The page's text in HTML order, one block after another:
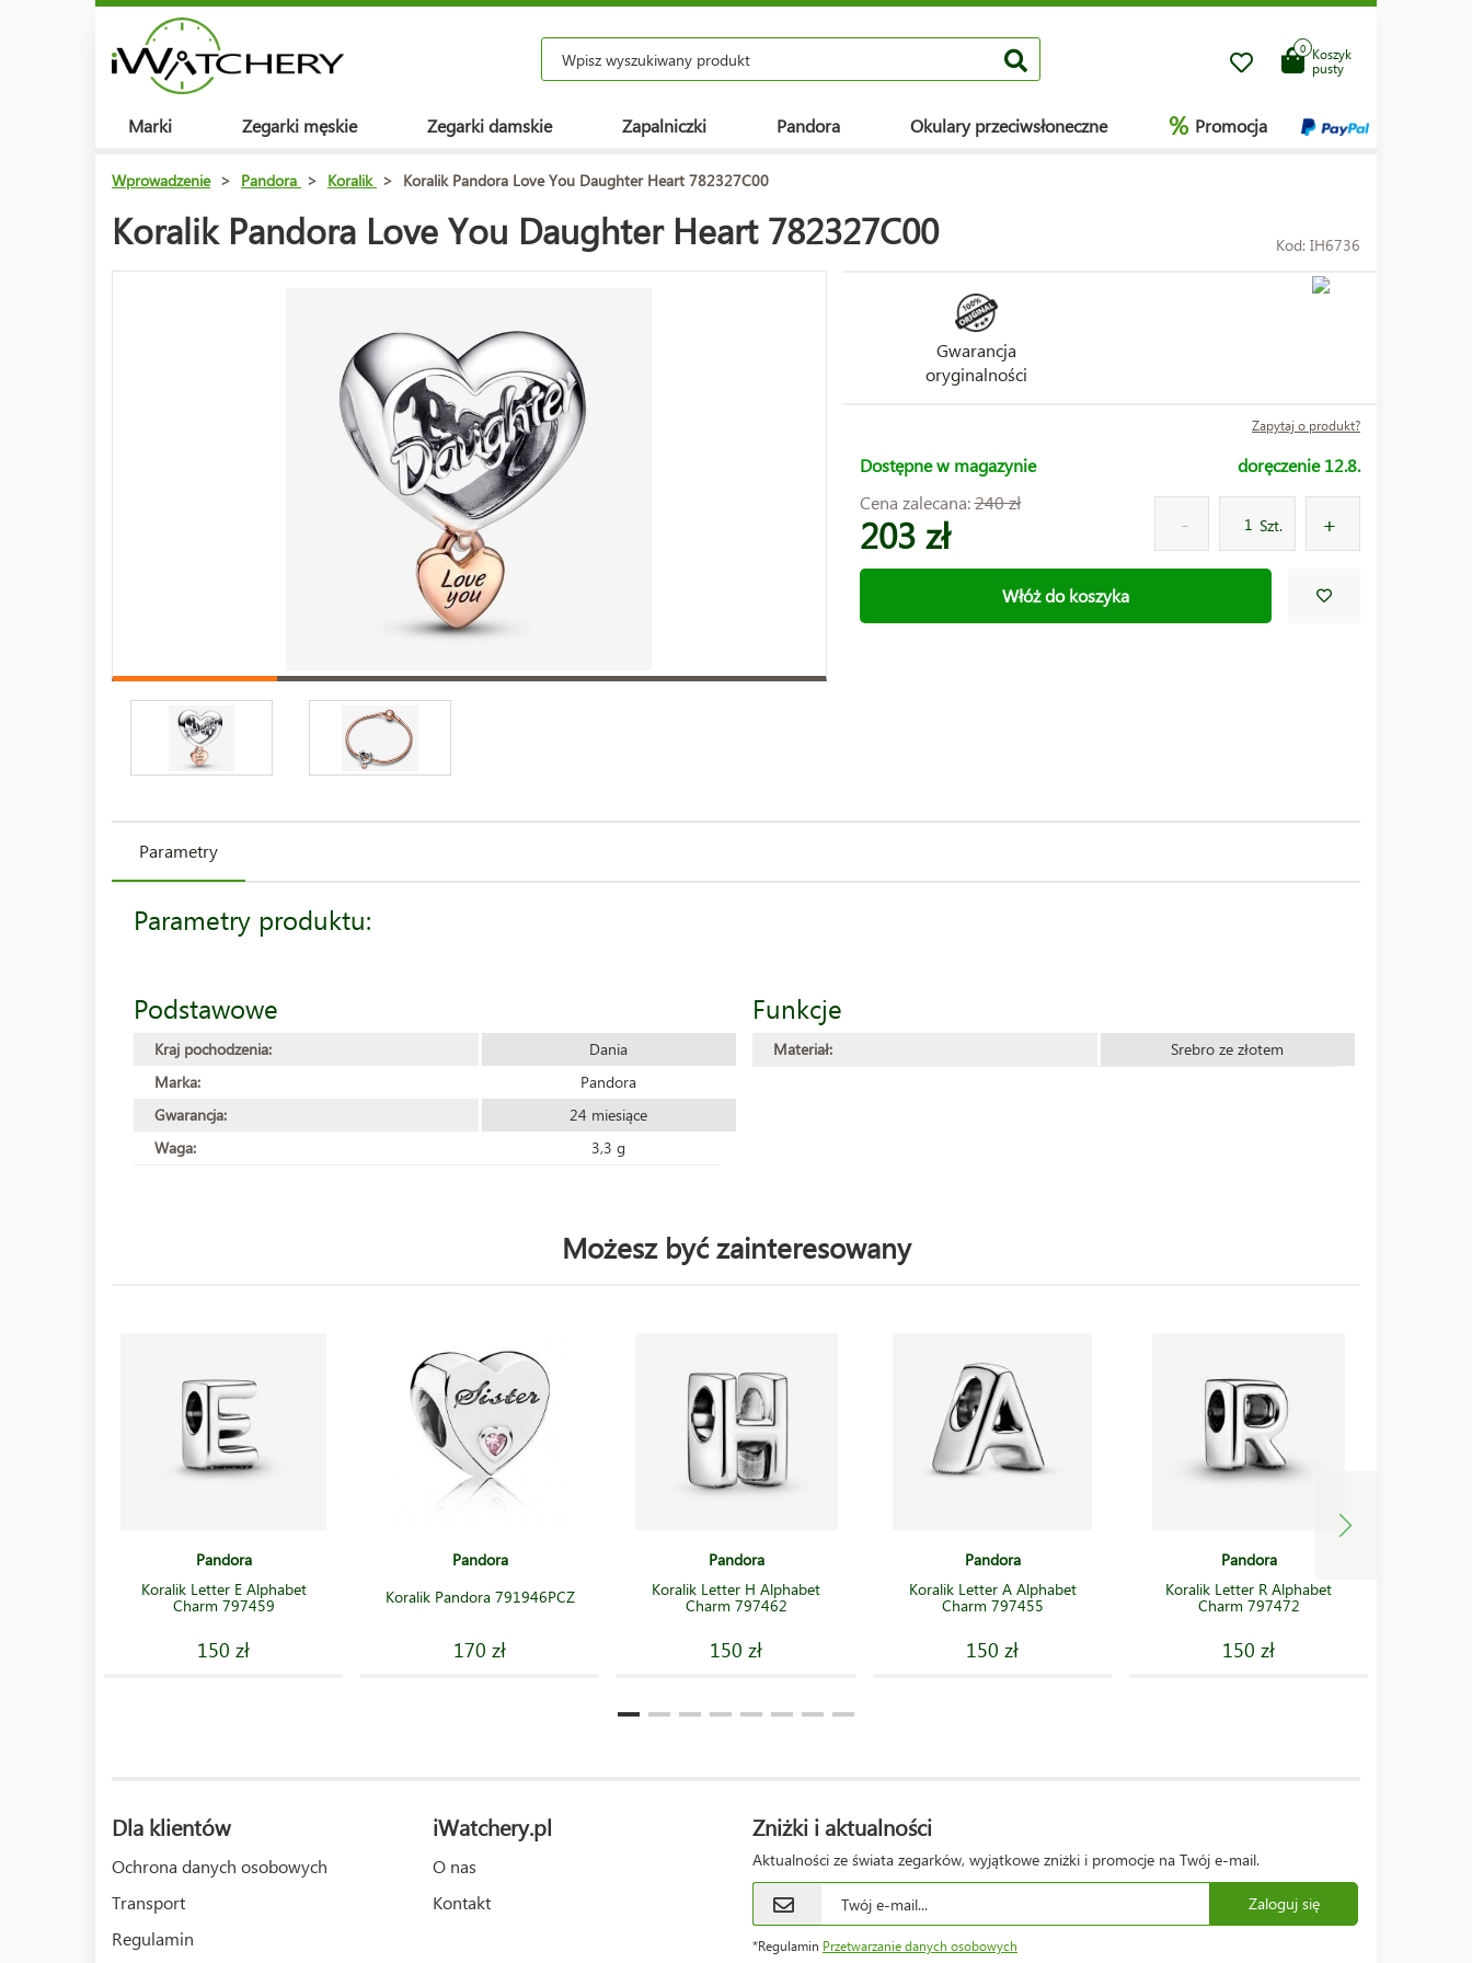
Koszyk
pusty
0
Marki Zegarki męskie Zegarki damskie Zapalniczki Pandora Okulary przeciwsłoneczne % Promocja
Wprowadzenie > Pandora > Koralik > Koralik Pandora Love You Daughter Heart 782327C00
Koralik Pandora Love You Daughter Heart 782327C00 Kod: IH6736
Gwarancja
oryginalności
Zapytaj o produkt?
Dostępne w magazynie
doręczenie 12.8.
Cena zalecana:240 zł
203 zł Szt.
Włóż do koszyka
Parametry
Parametry produktu:
Podstawowe
Kraj pochodzenia:
Dania
Marka:
Pandora
Gwarancja:
24 miesiące
Waga:
3,3 g
Funkcje
Materiał: Srebro ze złotem
Możesz być zainteresowany
Pandora
Koralik Letter E Alphabet
Charm 797459
150 zł
Pandora
Koralik Pandora 791946PCZ
170 zł
Pandora
Koralik Letter H Alphabet
Charm 797462
150 zł
Pandora
Koralik Letter A Alphabet
Charm 797455
150 zł
Pandora
Koralik Letter R Alphabet
Charm 797472
150 zł
Dla klientów
Ochrona danych osobowych
Transport
Regulamin
iWatchery.pl
O nas
Kontakt
Zniżki i aktualności
Aktualności ze świata zegarków, wyjątkowe zniżki i promocje na Twój e-mail.
Zaloguj się
*Regulamin Przetwarzanie danych osobowych